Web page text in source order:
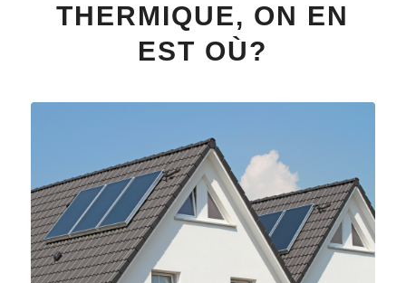
THERMIQUE, ON EN
EST OÙ?